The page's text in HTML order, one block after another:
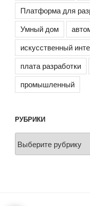
Платформа для
Умный дом
искусственный
плата разработки
промышленный
РУБРИКИ